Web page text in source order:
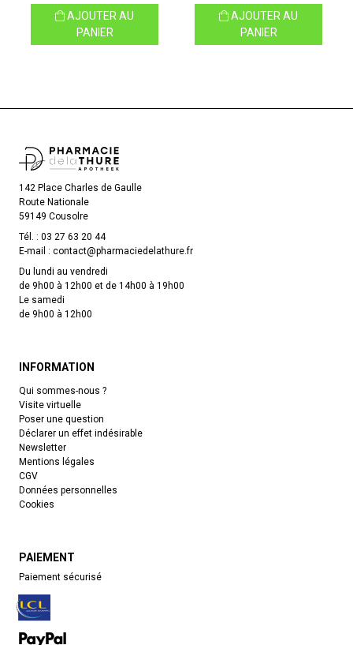
AJOUTER AU
PANIER
AJOUTER AU
PANIER
142 Place Charles de Gaulle
Route Nationale
59149 Cousolre
Tél. : 03 27 63 20 44
E-mail : contact@pharmaciedelathure.fr
Du lundi au vendredi
de 9h00 à 12h00 et de 14h00 à 19h00
Le samedi
de 9h00 à 12h00
INFORMATION
Qui sommes-nous ?
Visite virtuelle
Poser une question
Déclarer un effet indésirable
Newsletter
Mentions légales
CGV
Données personnelles
Cookies
PAIEMENT
Paiement sécurisé